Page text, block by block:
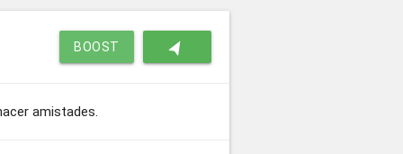
navigation
BOOST
amistades.